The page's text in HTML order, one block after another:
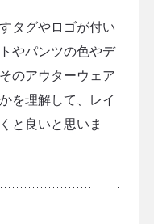
タグやロゴが付い
やパンツの色やデ
のアウターウェア
を理解して、レイ
と良いと思いま